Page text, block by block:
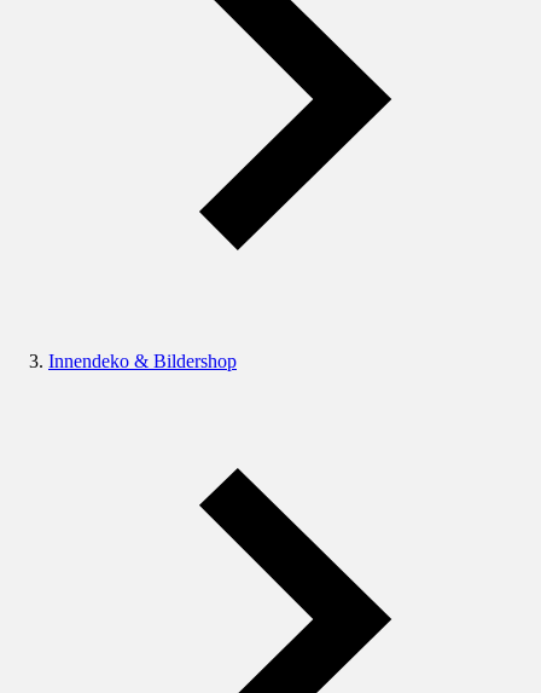
Innendeko & Bildershop